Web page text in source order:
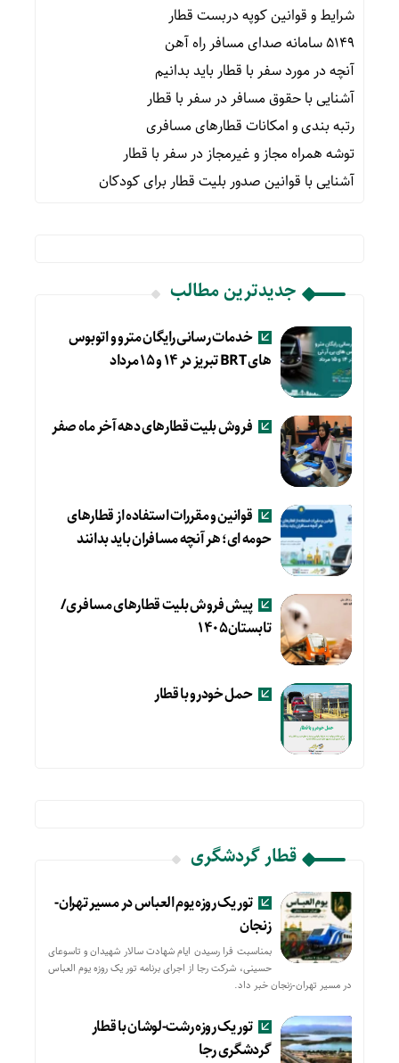
شرایط و قوانین کوپه دربست قطار
۵۱۴۹ سامانه صدای مسافر راه آهن
آنچه در مورد سفر با قطار باید بدانیم
آشنایی با حقوق مسافر در سفر با قطار
رتبه بندی و امکانات قطارهای مسافری
توشه همراه مجاز و غیرمجاز در سفر با قطار
آشنایی با قوانین صدور بلیت قطار برای کودکان
جدیدترین مطالب
خدمات رسانی رایگان مترو و اتوبوس
های BRT تبریز در ۱۴ و ۱۵ مرداد
فروش بلیت قطارهای دهه آخر ماه صفر
قوانین و مقررات استفاده از قطارهای
حومه ای؛ هر آنچه مسافران باید بدانند
پیش فروش بلیت قطارهای مسافری/
تابستان۱۴۰۵
حمل خودرو با قطار
قطار گردشگری
تور یک روزه یوم العباس در مسیر تهران-
زنجان
بمناسبت فرا رسیدن ایام شهادت سالار شهیدان و تاسوعای
حسینی، شرکت رجا از اجرای برنامه تور یک روزه یوم العباس
در مسیر تهران-زنجان خبر داد.
تور یک روزه رشت-لوشان با قطار
گردشگری رجا